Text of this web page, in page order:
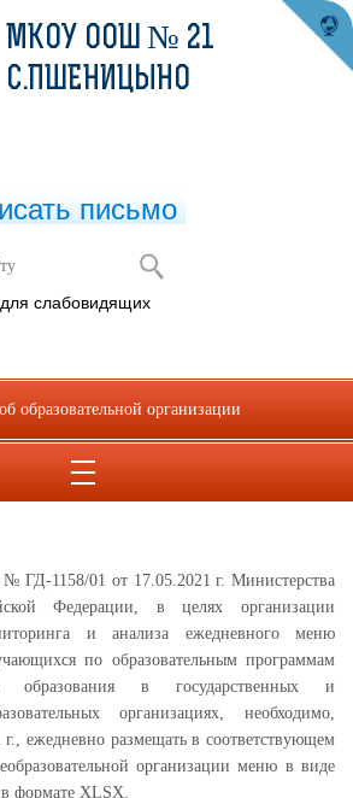
ГД-1158/01 от 17.05.2021 г. Министерства
Федерации, в целях организации
и анализа ежедневного меню
по образовательным программам
образования в государственных и
организациях, необходимо,
ежедневно размещать в соответствующем
организации меню в виде
формате XLSX.
МКОУ ООШ № 21
С.ПШЕНИЦЫНО
письмо
слабовидящих
образовательной организации